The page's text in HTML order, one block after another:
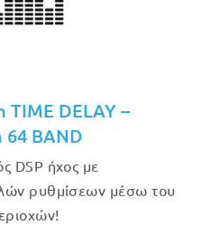
TIME DELAY –
64 BAND
DSP ήχος με
ρυθμίσεων μέσω του